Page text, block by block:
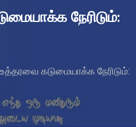
நேரிடும்:
கடுமையாக்க நேரிடும்: